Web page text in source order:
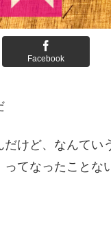
Facebook
けど、なんてい
てなったことな